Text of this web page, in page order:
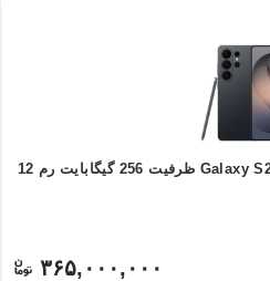
گوشی موبایل سامسونگ Galaxy S26 Ultra ظرفیت 256 گیگابایت رم 12
۳۶۵,۰۰۰,۰۰۰